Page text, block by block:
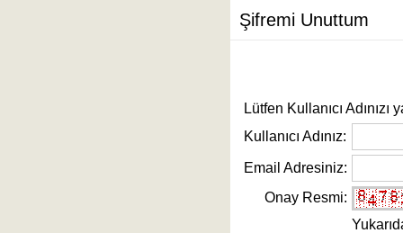
Şifremi Unuttum
Lütfen Kullanıcı
Kullanıcı Adınız:
Email Adresiniz:
Onay Resmi: